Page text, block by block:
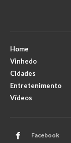
Home
Vinhedo
Cidades
Entretenimento
Vídeos
Facebook